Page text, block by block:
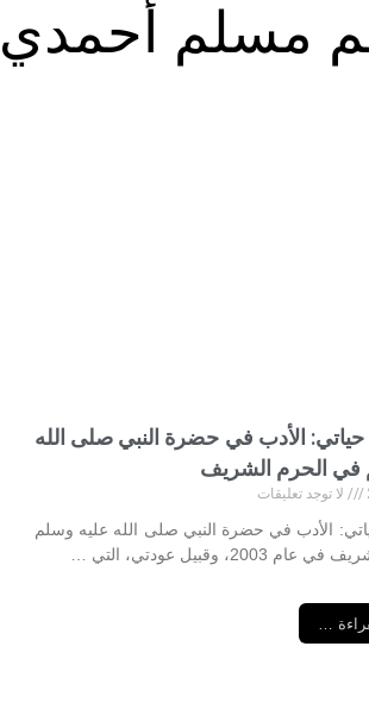
مسلم أحمدي
الأدب في حضرة النبي صلى الله
في الحرم الشريف
لا توجد تعليقات
الأدب في حضرة النبي صلى الله عليه وسلم
وقبيل عودتي، التي …
…